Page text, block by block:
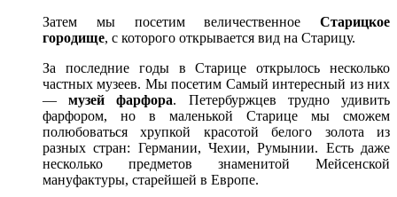
Затем мы посетим величественное Старицкое
городище, с которого открывается вид на Старицу.
За последние годы в Старице открылось несколько
частных музеев. Мы посетим Самый интересный из них
—музей фарфора. Петербуржцев трудно удивить
фарфором, но в маленькой Старице мы сможем
полюбоваться хрупкой красотой белого золота из
разных стран: Германии, Чехии, Румынии. Есть даже
несколько предметов знаменитой Мейсенской
мануфактуры, старейшей в Европе.